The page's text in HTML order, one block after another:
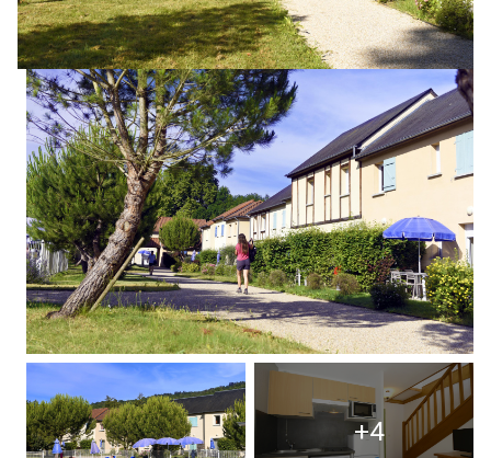
+4